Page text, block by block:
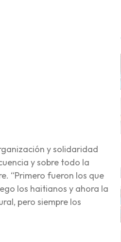
y solidaridad
y sobre todo la
“Primero fueron los que
los haitianos y ahora la
pero siempre los